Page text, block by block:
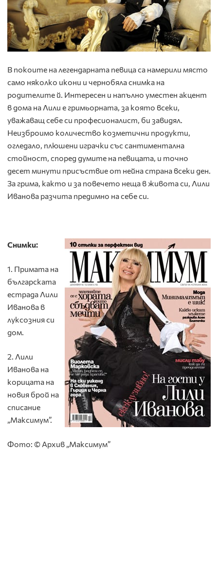
В покоите на легендарната певица са намерили място
само няколко икони и чернобяла снимка на
родителите й. Интересен и напълно уместен акцент
в дома на Лили е гримьорната, за която всеки,
уважаващ себе си професионалист, би завидял.
Неизброимо количество козметични продукти,
огледало, плюшени играчки със сантиментална
стойност, според думите на певицата, и точно
десет минути присъствие от нейна страна всеки ден.
За грима, както и за повечето неща в живота си, Лили
Иванова разчита предимно на себе си.
Снимки:
1. Примата на
българската
естрада Лили
Иванова в
луксозния си
дом.
2. Лили
Иванова на
корицата на
новия брой на
списание
„Максимум”.
Фото: © Архив „Максимум”